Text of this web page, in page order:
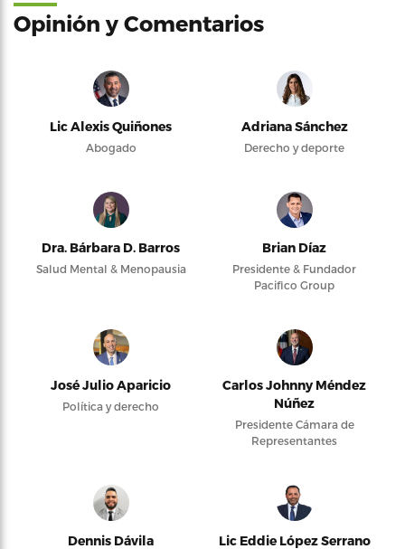
Opinión y Comentarios
Lic Alexis Quiñones
Abogado
Adriana Sánchez
Derecho y deporte
Dra. Bárbara D. Barros
Salud Mental & Menopausia
Brian Díaz
Presidente & Fundador
Pacifico Group
José Julio Aparicio
Política y derecho
Carlos Johnny Méndez
Núñez
Presidente Cámara de
Representantes
Dennis Dávila Lic Eddie López Serrano